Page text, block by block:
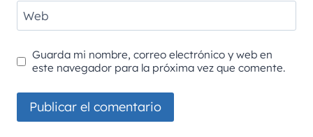
Web
Guarda mi nombre, correo electrónico y web en
este navegador para la próxima vez que comente.